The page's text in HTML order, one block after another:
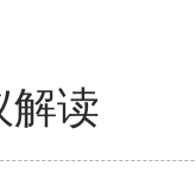
解读